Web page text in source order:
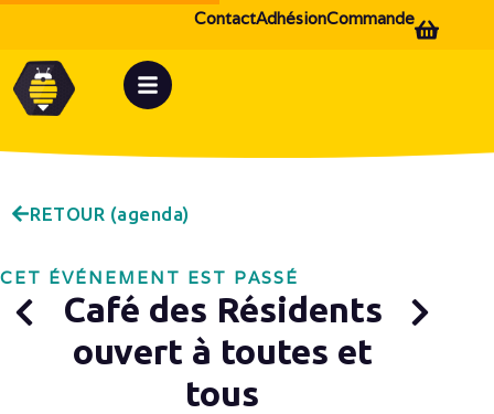
Commande
Adhésion
Contact
RETOUR (agenda)
CET ÉVÉNEMENT EST PASSÉ
Café des Résidents
ouvert à toutes et
tous